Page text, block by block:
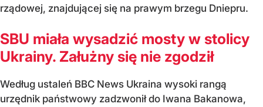
rządowej, znajdującej się na prawym brzegu Dniepru.
SBU miała wysadzić mosty w stolicy
Ukrainy. Załużny się nie zgodził
Według ustaleń BBC News Ukraina wysoki rangą
urzędnik państwowy zadzwonił do Iwana Bakanowa,